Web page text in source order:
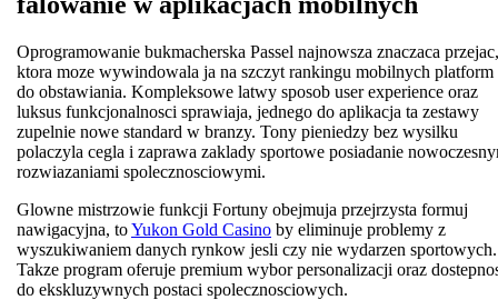
Oprogramowanie bukmacherska Passel najnowsza znaczaca przejac,
ktora moze wywindowala ja na szczyt rankingu mobilnych platform
do obstawiania. Kompleksowe latwy sposob user experience oraz
luksus funkcjonalnosci sprawiaja, jednego do aplikacja ta zestawy
zupelnie nowe standard w branzy. Tony pieniedzy bez wysilku
polaczyla cegla i zaprawa zaklady sportowe posiadanie
rozwiazaniami spolecznosciowymi.
Glowne mistrzowie funkcji Fortuny obejmuja przejrzysta formuj
nawigacyjna, toYukon Gold Casino by eliminuje problemy z
wyszukiwaniem danych rynkow jesli czy nie wydarzen sportowych.
Takze program oferuje premium wybor personalizacji oraz
do ekskluzywnych postaci spolecznosciowych.